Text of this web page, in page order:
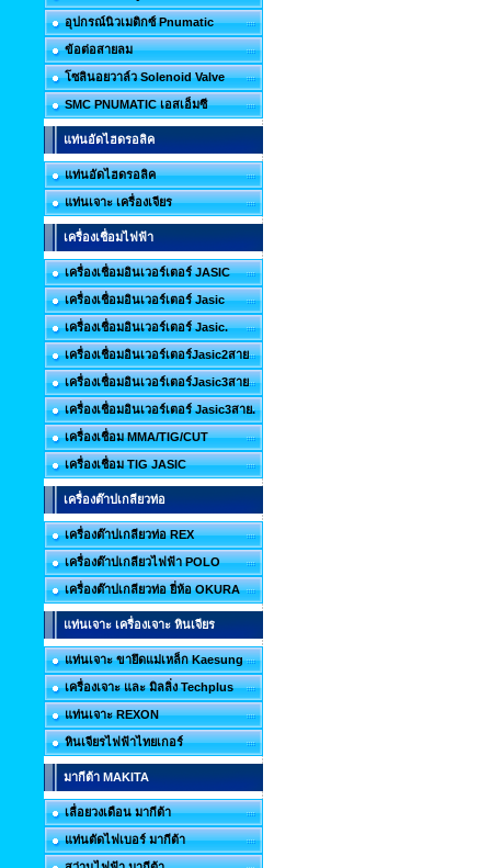
อุปกรณ์นิวเมติกซ์ Pnumatic
ข้อต่อสายลม
โซลินอยวาล์ว Solenoid Valve
SMC PNUMATIC เอสเอ็มซี
แท่นอัดไฮดรอลิค
แท่นอัดไฮดรอลิค
แท่นเจาะ เครื่องเจียร
เครื่องเชื่อมไฟฟ้า
เครื่องเชื่อมอินเวอร์เตอร์ JASIC
เครื่องเชื่อมอินเวอร์เตอร์ Jasic
เครื่องเชื่อมอินเวอร์เตอร์ Jasic.
เครื่องเชื่อมอินเวอร์เตอร์Jasic2สาย
เครื่องเชื่อมอินเวอร์เตอร์Jasic3สาย
เครื่องเชื่อมอินเวอร์เตอร์ Jasic3สาย.
เครื่องเชื่อม MMA/TIG/CUT
เครื่องเชื่อม TIG JASIC
เครื่องต๊าปเกลียวท่อ
เครื่องต๊าปเกลียวท่อ REX
เครื่องต๊าปเกลียวไฟฟ้า POLO
เครื่องต๊าปเกลียวท่อ ยี่ห้อ OKURA
แท่นเจาะ เครื่องเจาะ หินเจียร
แท่นเจาะ ขายึดแม่เหล็ก Kaesung
เครื่องเจาะ และ มิลลิ่ง Techplus
แท่นเจาะ REXON
หินเจียรไฟฟ้าไทยเกอร์
มากีต้า MAKITA
เลื่อยวงเดือน มากีต้า
แท่นตัดไฟเบอร์ มากีต้า